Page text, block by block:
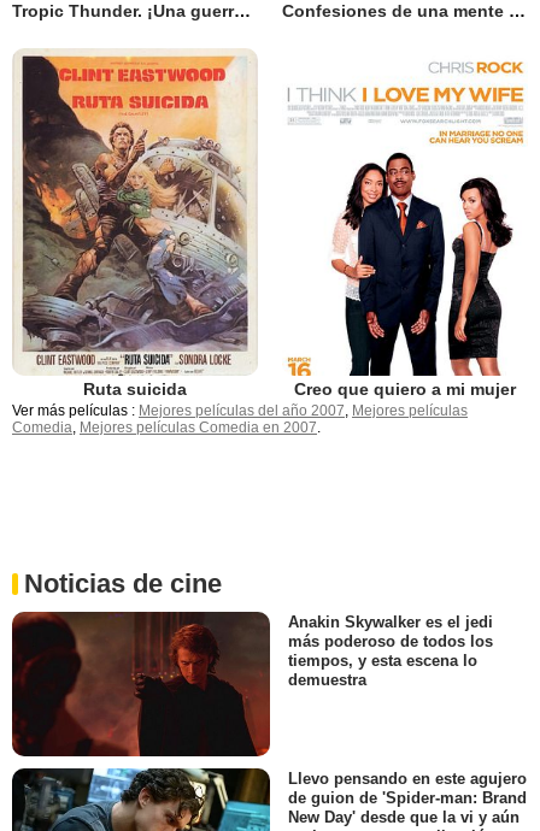
Tropic Thunder. ¡Una guerra muy perra! Confesiones de una mente peligrosa
Ruta suicida Creo que quiero a mi mujer
Ver más películas : Mejores películas del año 2007 Mejores películas
Comedia Mejores películas Comedia en 2007
Noticias de cine
Anakin Skywalker es el jedi
más poderoso de todos los
tiempos, y esta escena lo
demuestra
Llevo pensando en este agujero
de guion de 'Spider-man: Brand
New Day' desde que la vi y aún